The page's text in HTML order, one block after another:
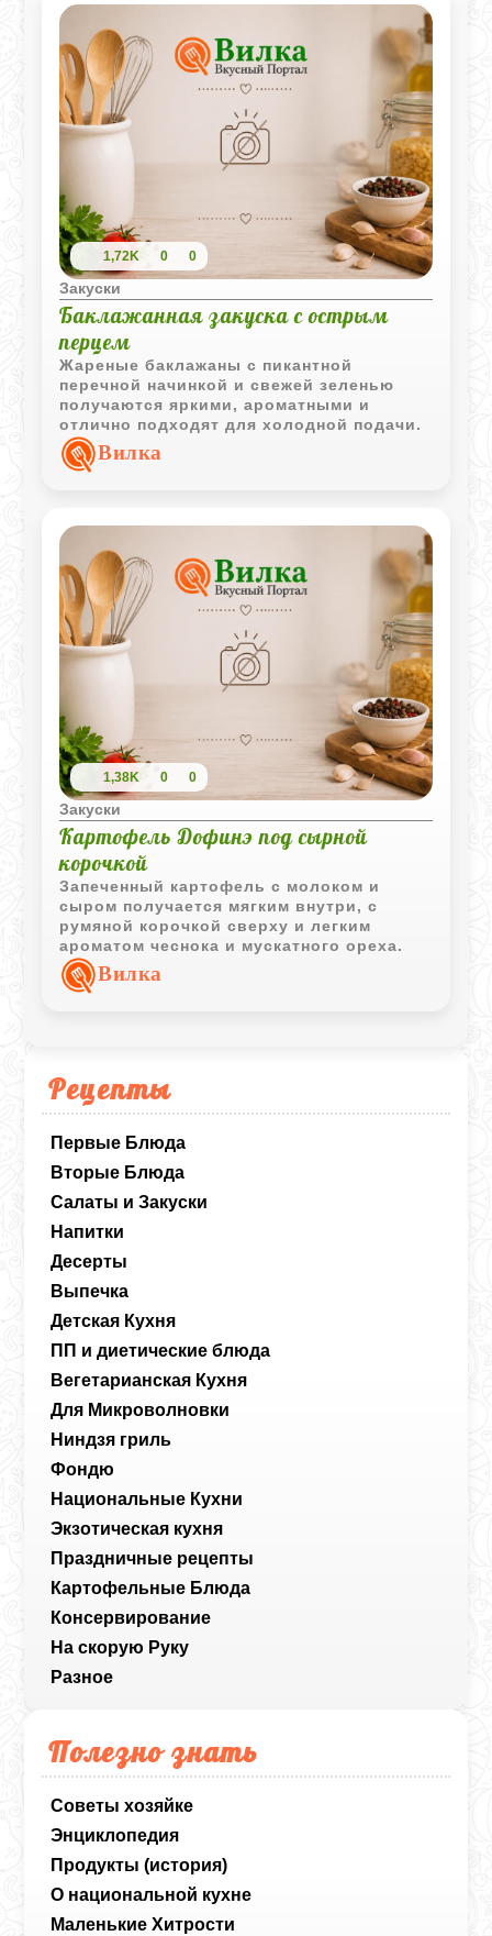
Рецепты
Первые Блюда
Вторые Блюда
Салаты и Закуски
Напитки
Десерты
Выпечка
Детская Кухня
ПП и диетические блюда
Вегетарианская Кухня
Для Микроволновки
Ниндзя гриль
Фондю
Национальные Кухни
Экзотическая кухня
Праздничные рецепты
Картофельные Блюда
Консервирование
На скорую Руку
Разное
Полезно знать
Советы хозяйке
Энциклопедия
Продукты (история)
О национальной кухне
Маленькие Хитрости
1,72K 0 0
Закуски
Баклажанная закуска с острым
перцем
Жареные баклажаны с пикантной
перечной начинкой и свежей зеленью
получаются яркими, ароматными и
отлично подходят для холодной подачи.
Вилка
1,38K 0 0
Закуски
Картофель Дофинэ под сырной
корочкой
Запеченный картофель с молоком и
сыром получается мягким внутри, с
румяной корочкой сверху и легким
ароматом чеснока и мускатного ореха.
Вилка